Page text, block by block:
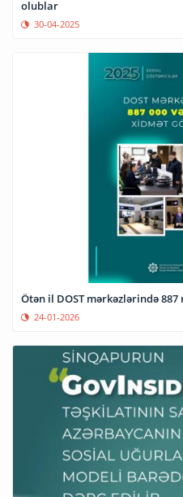
olublar
30-04-2025
Ötən il DOST mərkəzlərində
24-01-2026